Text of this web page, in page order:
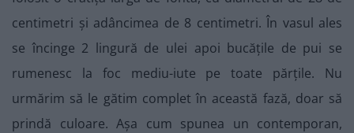
centimetri și adâncimea de 8 centimetri. În vasul ales
se încinge 2 lingură de ulei apoi bucățile de pui se
rumenesc la foc mediu-iute pe toate părțile. Nu
urmărim să le gătim complet în această fază, doar să
prindă culoare. Așa cum spunea un contemporan,